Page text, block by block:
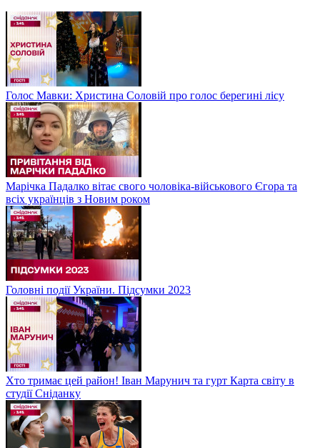
Голос Мавки: Христина Соловій про голос берегині лісу
Марічка Падалко вітає свого чоловіка-військового Єгора та
всіх українців з Новим роком
Головні події України. Підсумки 2023
Хто тримає цей район! Іван Марунич та гурт Карта світу в
студії Сніданку